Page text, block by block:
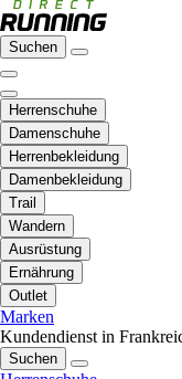
Suchen
Herrenschuhe
Damenschuhe
Herrenbekleidung
Damenbekleidung
Trail
Wandern
Ausrüstung
Ernährung
Outlet
Marken
Kundendienst in
Suchen